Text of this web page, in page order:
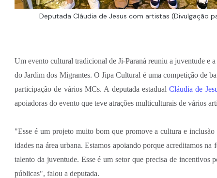
Deputada Cláudia de Jesus com artistas (Divulgação
Um evento cultural tradicional de Ji-Paraná reuniu a juventude e
do Jardim dos Migrantes. O Jipa Cultural é uma competição de
participação de vários MCs. A deputada estadualCláudia de
apoiadoras do evento que teve atrações multiculturais de vários
"Esse é um projeto muito bom que promove a cultura e inclusão
idades na área urbana. Estamos apoiando porque acreditamos na
talento da juventude. Esse é um setor que precisa de incentivos
públicas", falou a deputada.